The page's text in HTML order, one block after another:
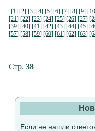
[1] [2] [3] [4] [5] [6] [7] [8] [9]
[21] [22] [23] [24] [25] [26] [27]
[39] [40] [41] [42] [43] [44] [45]
[57] [58] [59] [60] [61] [62] [63]
Стр. 38
Если не нашли